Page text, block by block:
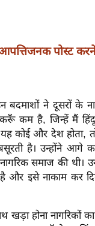
पोस्ट
ने दूसरों के
करूँ कम है, जिन्हें मैं
यह कोई और देश होता,
है। उन्होंने आगे
समाज की थी।
और इसे नाकाम कर
खड़ा होना नागरिकों